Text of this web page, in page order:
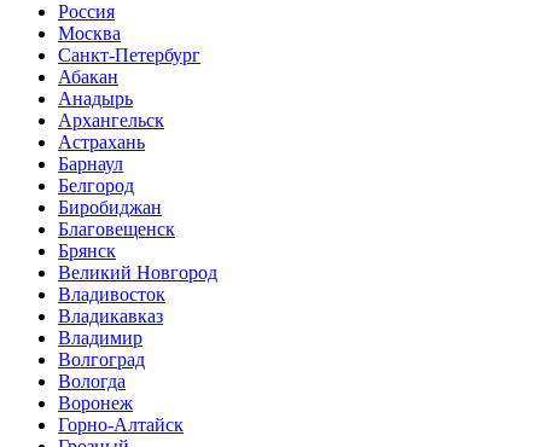
Россия
Москва
Санкт-Петербург
Абакан
Анадырь
Архангельск
Астрахань
Барнаул
Белгород
Биробиджан
Благовещенск
Брянск
Великий Новгород
Владивосток
Владикавказ
Владимир
Волгоград
Вологда
Воронеж
Горно-Алтайск